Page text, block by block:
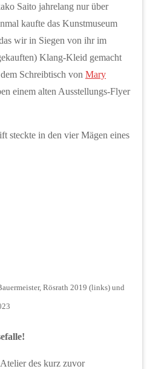
Saito jahrelang nur über
kaufte das Kunstmuseum
wir in Siegen von ihr im
Klang-Kleid gemacht
Schreibtisch von Mary
einem alten Ausstellungs-Flyer
steckte in den vier Mägen eines
Rösrath 2019 (links) und
des kurz zuvor